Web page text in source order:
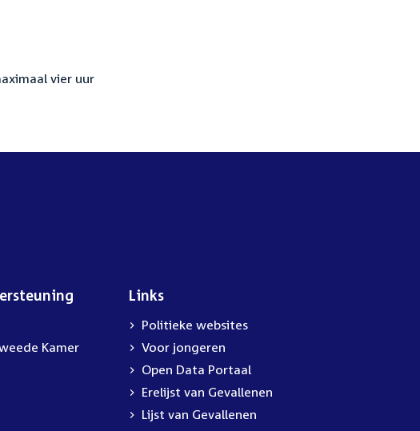
vier uur
Kamer
Links
Politieke websites
Voor jongeren
Open Data Portaal
Erelijst van Gevallenen
Lijst van Gevallenen